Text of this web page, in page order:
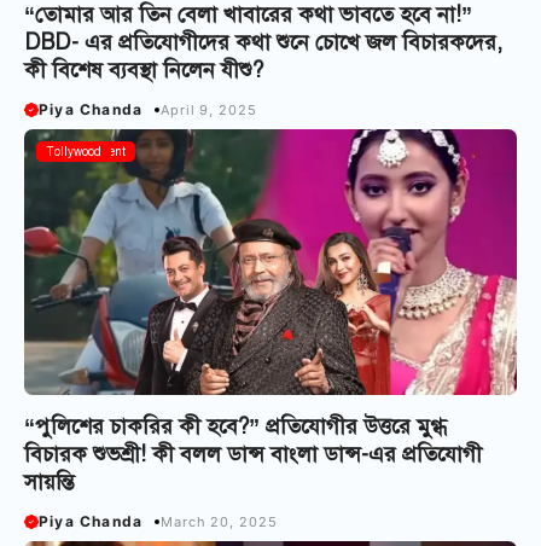
“তোমার আর তিন বেলা খাবারের কথা ভাবতে হবে না!”
DBD- এর প্রতিযোগীদের কথা শুনে চোখে জল বিচারকদের,
কী বিশেষ ব্যবস্থা নিলেন যীশু?
Piya Chanda April 9, 2025
Entertainment
Tollywood
“পুলিশের চাকরির কী হবে?” প্রতিযোগীর উত্তরে মুগ্ধ
বিচারক শুভশ্রী! কী বলল ডান্স বাংলা ডান্স-এর প্রতিযোগী
সায়ন্তি
Piya Chanda March 20, 2025